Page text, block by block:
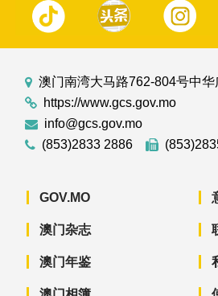
澳门南湾大马路762-804号中华
https://www.gcs.gov.mo
info@gcs.gov.mo
(853)2833 2886
GOV.MO
澳门杂志
澳门年鉴